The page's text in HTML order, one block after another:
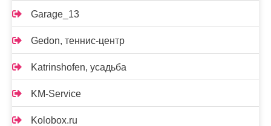
Garage_13
Gedon, теннис-центр
Katrinshofen, усадьба
KM-Service
Kolobox.ru